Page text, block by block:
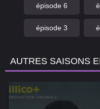
épisode 6
épisode 3
AUTRES SAISONS